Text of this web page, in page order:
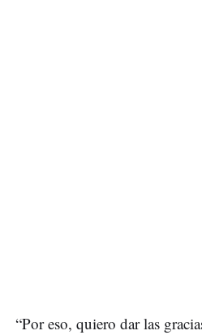
“Por eso, quiero dar las